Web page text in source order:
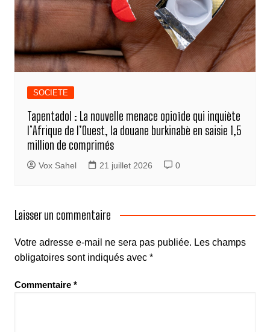
SOCIETE
Tapentadol : La nouvelle menace opioïde qui inquiète
l’Afrique de l’Ouest, la douane burkinabè en saisie 1,5
million de comprimés
Vox Sahel 21 juillet 2026 0
Laisser un commentaire
Votre adresse e-mail ne sera pas publiée. Les champs
obligatoires sont indiqués avec *
Commentaire *